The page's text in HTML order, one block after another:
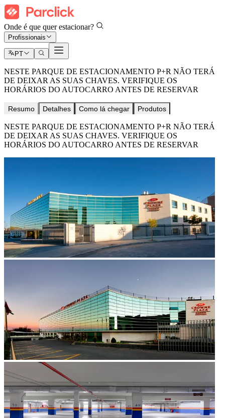
Onde é que quer estacionar?
Profissionais
PT
NESTE PARQUE DE ESTACIONAMENTO P+R NÃO TERÁ
DE DEIXAR AS SUAS CHAVES. VERIFIQUE OS
HORÁRIOS DO AUTOCARRO ANTES DE RESERVAR
Resumo Detalhes Como lá chegar Produtos
NESTE PARQUE DE ESTACIONAMENTO P+R NÃO TERÁ
DE DEIXAR AS SUAS CHAVES. VERIFIQUE OS
HORÁRIOS DO AUTOCARRO ANTES DE RESERVAR